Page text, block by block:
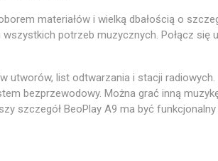
materiałów i wielką dbałością o
potrzeb muzycznych. Połącz się
utworów, list odtwarzania i stacji
bezprzewodowy. Można grać inną
szczegół BeoPlay A9 ma być